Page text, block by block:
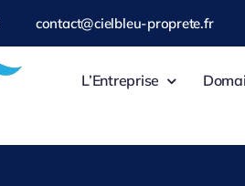
contact@cielbleu-proprete.fr
L’Entreprise